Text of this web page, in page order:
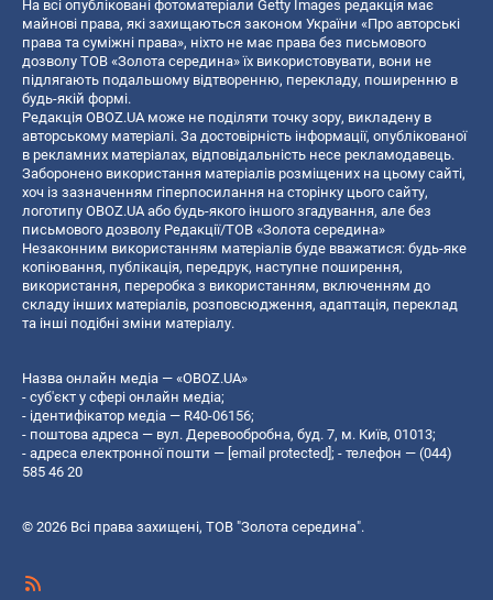
На всі опубліковані фотоматеріали Getty Images редакція має
майнові права, які захищаються законом України «Про авторські
права та суміжні права», ніхто не має права без письмового
дозволу ТОВ «Золота середина» їх використовувати, вони не
підлягають подальшому відтворенню, перекладу, поширенню в
будь-якій формі.
Редакція OBOZ.UA може не поділяти точку зору, викладену в
авторському матеріалі. За достовірність інформації, опублікованої
в рекламних матеріалах, відповідальність несе рекламодавець.
Заборонено використання матеріалів розміщених на цьому сайті,
хоч із зазначенням гіперпосилання на сторінку цього сайту,
логотипу OBOZ.UA або будь-якого іншого згадування, але без
письмового дозволу Редакції/ТОВ «Золота середина»
Незаконним використанням матеріалів буде вважатися: будь-яке
копiювання, публiкацiя, передрук, наступне поширення,
використання, переробка з використанням, включенням до
складу інших матеріалів, розповсюдження, адаптація, переклад
та інші подібні зміни матеріалу.
Назва онлайн медіа — «OBOZ.UA»
- суб'єкт у сфері онлайн медіа;
- ідентифікатор медіа — R40-06156;
- поштова адреса — вул. Деревообробна, буд. 7, м. Київ, 01013;
- адреса електронної пошти — [email protected]; - телефон — (044)
585 46 20
© 2026 Всі права захищені, ТОВ "Золота середина".